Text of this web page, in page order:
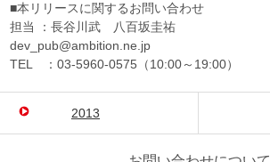
■本リリースに関するお問い合わせ
担当 ：長谷川武 八百坂圭祐
dev_pub@ambition.ne.jp
TEL ：03-5960-0575（10:00～19:00）
2013